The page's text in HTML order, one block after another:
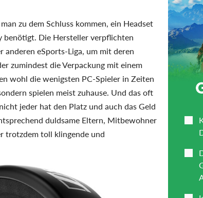
zu dem Schluss kommen, ein Headset
benötigt. Die Hersteller verpflichten
anderen eSports-Liga, um mit deren
zumindest die Verpackung mit einem
wohl die wenigsten PC-Spieler in Zeiten
spielen meist zuhause. Und das oft
jeder hat den Platz und auch das Geld
duldsame Eltern, Mitbewohner
trotzdem toll klingende und